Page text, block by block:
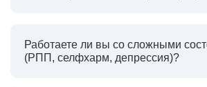
Работаете ли вы со сложными
(РПП, селфхарм, депрессия)?